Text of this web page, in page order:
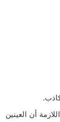
أن العينين